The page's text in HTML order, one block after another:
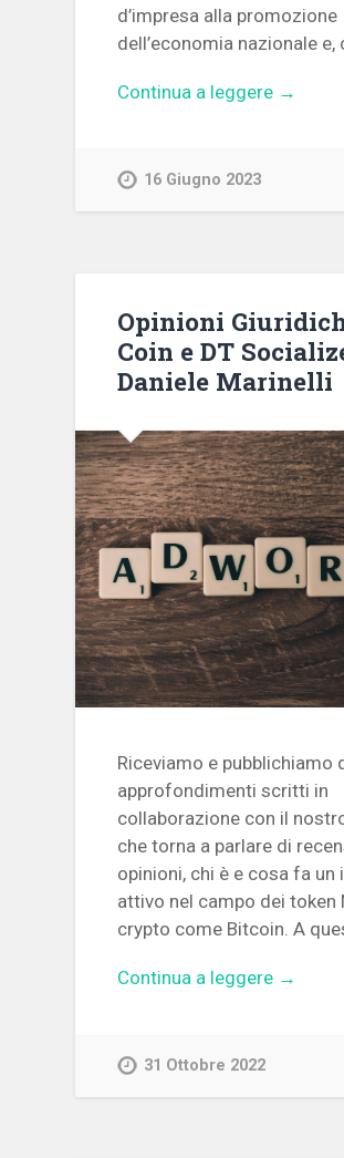
d’impresa alla promozione
dell’economia nazionale
Continua a leggere →
16 Giugno 2023
Opinioni
Coin e DT
Daniele Marinelli
Riceviamo e pubblichiamo
approfondimenti scritti in
collaborazione con il
che torna a parlare di
opinioni, chi è e cosa fa
attivo nel campo dei token
crypto come Bitcoin. A
Continua a leggere →
31 Ottobre 2022